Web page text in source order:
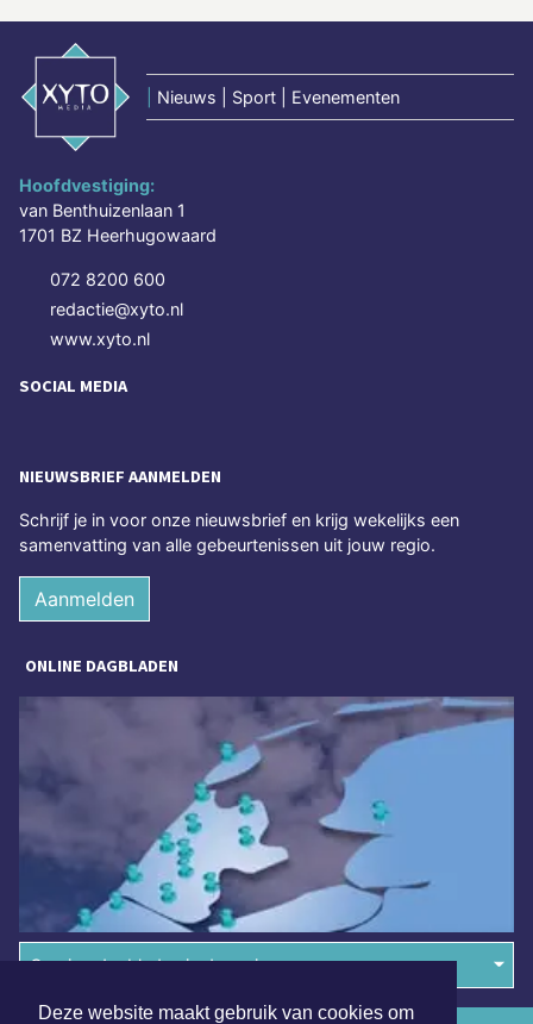
Deze website maakt gebruik van cookies om
Nieuws | Sport | Evenementen
Hoofdvestiging:
van Benthuizenlaan 1
1701 BZ Heerhugowaard
072 8200 600
redactie@xyto.nl
www.xyto.nl
SOCIAL MEDIA
NIEUWSBRIEF AANMELDEN
Schrijf je in voor onze nieuwsbrief en krijg wekelijks een
samenvatting van alle gebeurtenissen uit jouw regio.
Aanmelden
ONLINE DAGBLADEN
Overige dagbladen in de regio